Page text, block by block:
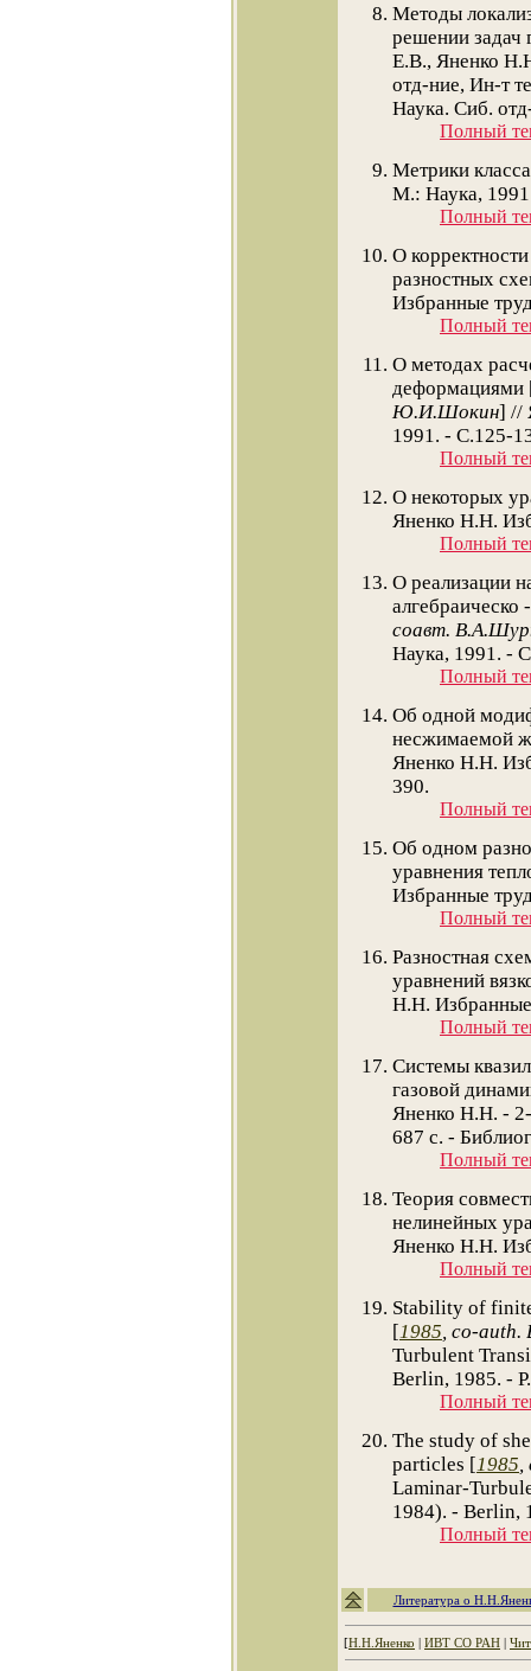
Методы
решении задач
Е.В., Яненко
отд-ние, Ин-т
Наука. Сиб.
Полный
Метрики
М.: Наука,
Полный
О
разностных
Избранные
Полный
О методах
деформациями
Ю.И.Шокин] //
1991. - С.125-
Полный
О некоторых
Яненко Н.Н.
Полный
О реализации
соавт.
Наука, 1991. -
Полный
Об одной
несжимаемой
Яненко Н.Н.
390.
Полный
Об одном
уравнения
Избранные
Полный
Разностная
уравнений
Н.Н.
Полный
Системы
газовой
Яненко Н.Н. -
687 с. -
Полный
Теория
нелинейных
Яненко Н.Н.
Полный
Stability of
[1985 , co-
Turbulent
Berlin, 1985. -
Полный
The study of
particles [1985
Laminar-
1984). - Berlin,
Полный
Литература о
[Н.Н.Яненко | ИВТ СО РАН |